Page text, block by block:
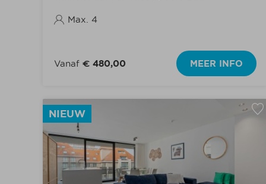
Max. 4
Vanaf€ 480,00 MEER INFO
NIEUW